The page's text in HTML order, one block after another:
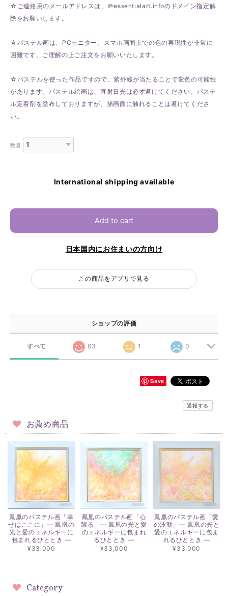
☆ご連絡用のメールアドレスは、＠essentialart.infoのドメイン指定解
除をお願いします。
☆パステル画は、PCモニター、スマホ画面上での色の再現性が非常に
困難です。ご理解の上ご注文をお願いいたします。
☆パステルを使った作品ですので、紫外線が当たることで変色の可能性
があります。パステル絵画は、直射日光は必ず避けてください。パステ
ル定着剤を塗布しておりますが、描画面に触れることは避けてくださ
い。
数量
International shipping available
Add to cart
日本国内にお住まいの方向け
この商品をアプリで見る
ショップの評価
すべて 63 1 0
Save
通報する
お薦め商品
鳳凰のパステル画「幸
せはここに」― 鳳凰の
光と愛のエネルギーに
包まれるひととき ―
¥33,000
鳳凰のパステル画「心
躍る」― 鳳凰の光と愛
のエネルギーに包まれ
るひととき ―
¥33,000
鳳凰のパステル画「愛
の波動」― 鳳凰の光と
愛のエネルギーに包ま
れるひととき ―
¥33,000
Category